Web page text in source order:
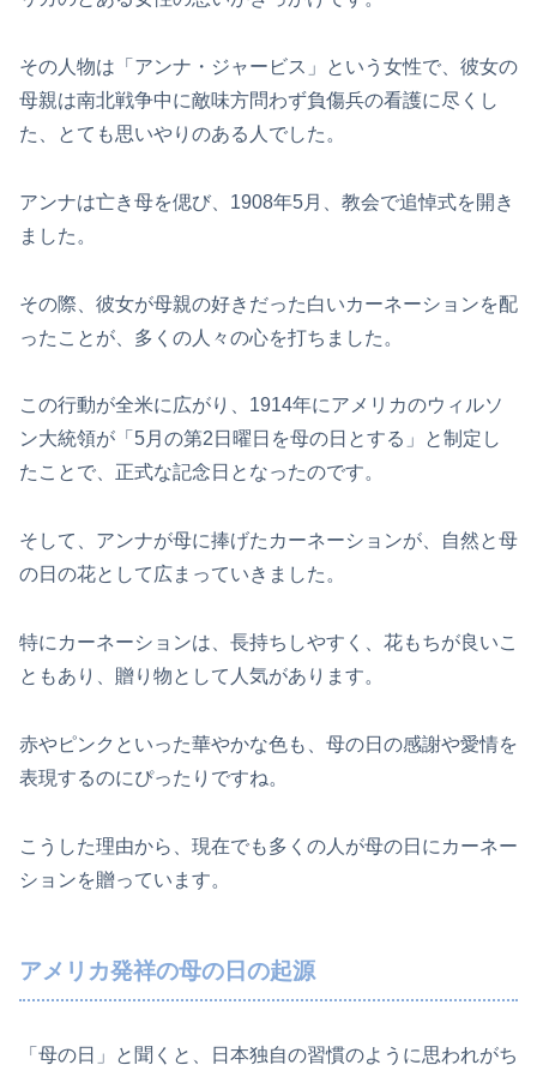
その人物は「アンナ・ジャービス」という女性で、彼女の
母親は南北戦争中に敵味方問わず負傷兵の看護に尽くし
た、とても思いやりのある人でした。
アンナは亡き母を偲び、1908年5月、教会で追悼式を開き
ました。
その際、彼女が母親の好きだった白いカーネーションを配
ったことが、多くの人々の心を打ちました。
この行動が全米に広がり、1914年にアメリカのウィルソ
ン大統領が「5月の第2日曜日を母の日とする」と制定し
たことで、正式な記念日となったのです。
そして、アンナが母に捧げたカーネーションが、自然と母
の日の花として広まっていきました。
特にカーネーションは、長持ちしやすく、花もちが良いこ
ともあり、贈り物として人気があります。
赤やピンクといった華やかな色も、母の日の感謝や愛情を
表現するのにぴったりですね。
こうした理由から、現在でも多くの人が母の日にカーネー
ションを贈っています。
アメリカ発祥の母の日の起源
「母の日」と聞くと、日本独自の習慣のように思われがち